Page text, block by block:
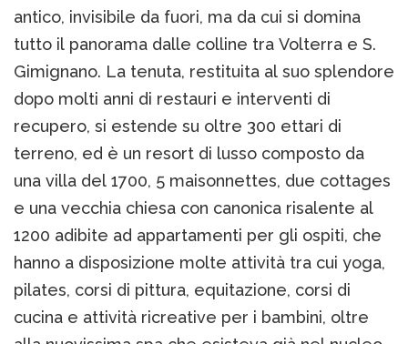
antico, invisibile da fuori, ma da cui si domina
tutto il panorama dalle colline tra Volterra e S.
Gimignano. La tenuta, restituita al suo splendore
dopo molti anni di restauri e interventi di
recupero, si estende su oltre 300 ettari di
terreno, ed è un resort di lusso composto da
una villa del 1700, 5 maisonnettes, due cottages
e una vecchia chiesa con canonica risalente al
1200 adibite ad appartamenti per gli ospiti, che
hanno a disposizione molte attività tra cui yoga,
pilates, corsi di pittura, equitazione, corsi di
cucina e attività ricreative per i bambini, oltre